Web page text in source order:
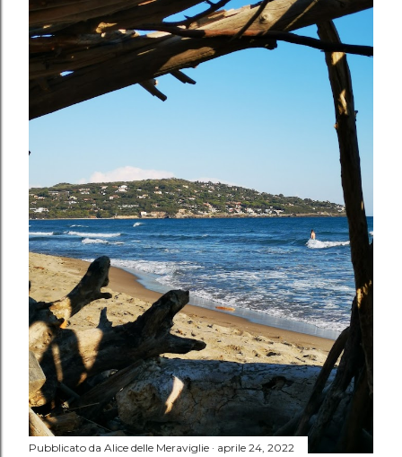
Pubblicato da Alice delle Meraviglie aprile 24, 2022